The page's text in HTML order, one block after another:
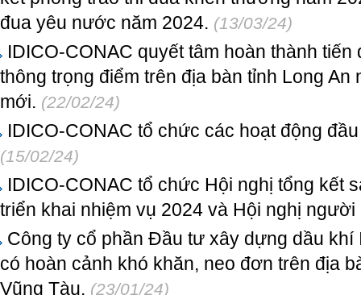
đua yêu nước năm 2024. (13/03/24)
IDICO-CONAC quyết tâm hoàn thành
thông trọng điểm trên địa bàn tỉnh Long
mới. (22/02/24)
IDICO-CONAC tổ chức các hoạt động
(15/02/24)
IDICO-CONAC tổ chức Hội nghị tổng kết
triển khai nhiệm vụ 2024 và Hội nghị
Công ty cổ phần Đầu tư xây dựng dầu
có hoàn cảnh khó khăn, neo đơn trên địa
Vũng Tàu. (23/01/24)